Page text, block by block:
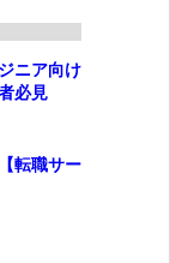
ニア向け
必見
転職サー